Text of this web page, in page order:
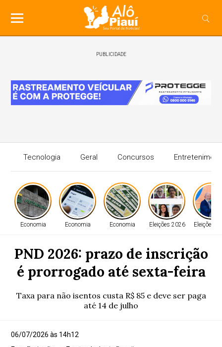
PUBLICIDADE
Tecnologia Geral Concursos
Economia Economia Economia Eleições 2026 Eleições
PND 2026: prazo de inscrição
é prorrogado até sexta-feira
Taxa para não isentos custa R$ 85 e deve ser paga
até 14 de julho
06/07/2026 às 14h12